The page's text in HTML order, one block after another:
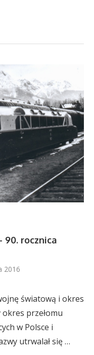
90. rocznica
2016
światową i okres
przełomu
w Polsce i
utrwalał się …